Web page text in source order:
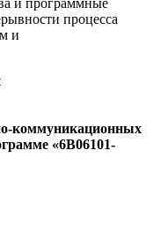
процесса
и
коммуникационных
«6B06101-